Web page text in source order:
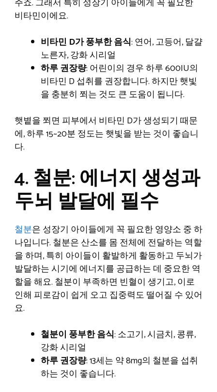
비타민이에요.
비타민 D가 풍부한 음식: 연어, 고등어, 달걀
노른자, 강화 시리얼
하루 권장량: 어린이의 경우 하루 600IU의
비타민 D 섭취를 권장합니다. 하지만 햇빛
을 충분히 쬐는 것도 큰 도움이 됩니다.
햇볕을 쬐면 피부에서 비타민 D가 생성되기 때문
에, 하루 15~20분 정도는 햇빛을 받는 것이 좋습니
다.
4. 철분: 에너지 생성과
두뇌 발달에 필수
철분은 성장기 아이들에게 꼭 필요한 영양소 중 하
나입니다. 철분은 산소를 몸 전체에 전달하는 역할
을 하며, 특히 아이들이 활발하게 활동하고 두뇌가
발달하는 시기에 에너지를 공급하는 데 중요한 역
할을 해요. 철분이 부족하면 빈혈이 생기고, 이로
인해 피로감이 쉽게 오고 집중력도 떨어질 수 있어
요.
철분이 풍부한 음식: 소고기, 시금치, 콩류,
강화 시리얼
하루 권장량: 13세는 약 8mg의 철분을 섭취
하는 것이 좋습니다.